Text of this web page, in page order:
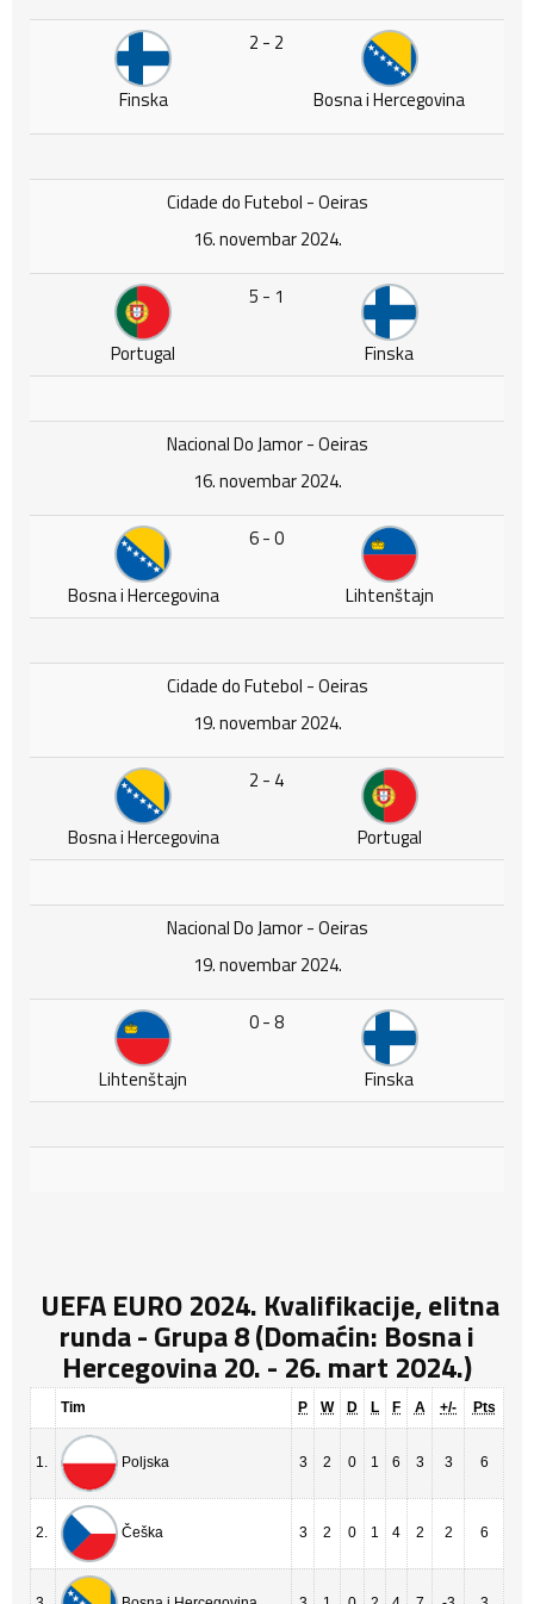
Finska
2 - 2
Bosna i Hercegovina
Cidade do Futebol - Oeiras
16. novembar 2024.
Portugal
5 - 1
Finska
Nacional Do Jamor - Oeiras
16. novembar 2024.
Bosna i Hercegovina
6 - 0
Lihtenštajn
Cidade do Futebol - Oeiras
19. novembar 2024.
Bosna i Hercegovina
2 - 4
Portugal
Nacional Do Jamor - Oeiras
19. novembar 2024.
Lihtenštajn
0 - 8
Finska
UEFA EURO 2024. Kvalifikacije, elitna
runda - Grupa 8 (Domaćin: Bosna i
Hercegovina 20. - 26. mart 2024.)
Tim P W D L F A +/- Pts
1. Poljska 3 2 0 1 6 3 3 6
2. Češka 3 2 0 1 4 2 2 6